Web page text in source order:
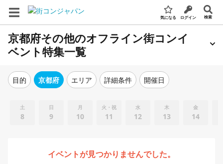
気になる ログイン 検索
京都府その他のオフライン街コンイ
ベント特集一覧
目的 京都府 エリア 詳細条件 開催日
土
8
日
9
月
10
火・祝
11
水
12
木
13
金
14
イベントが見つかりませんでした。